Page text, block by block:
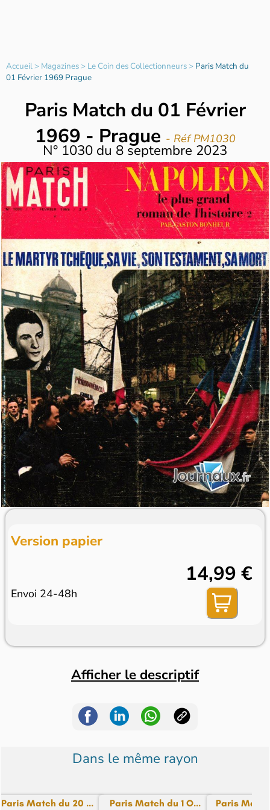
Accueil> Magazines> Le Coin des Collectionneurs> Paris Match du
01 Février 1969 Prague
Paris Match du 01 Février
1969 - Prague - Réf PM1030
N° 1030 du 8 septembre 2023
Version papier
Envoi 24-48h
14,99 €
Afficher le descriptif
Dans le même rayon
Paris Match du 20 ... Paris Match du 1 O... Paris